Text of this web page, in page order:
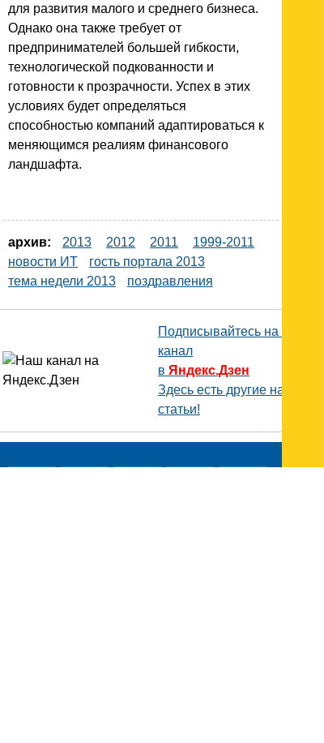
для развития малого и среднего бизнеса.
Однако она также требует от
предпринимателей большей гибкости,
технологической подкованности и
готовности к прозрачности. Успех в этих
условиях будет определяться
способностью компаний адаптироваться к
меняющимся реалиям финансового
ландшафта.
архив: 2013 2012 2011
1999-2011
новости ИТ
гость портала 2013
тема недели 2013
поздравления
Подписывайтесь на наш
канал
в Яндекс.Дзен
Здесь есть другие наши
статьи!